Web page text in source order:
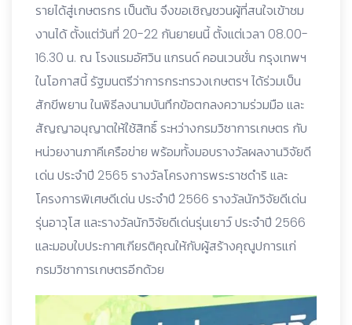
รายได้สู่เกษตรกร เป็นต้น จึงขอเชิญชวนผู้ที่สนใจเข้าชม
งานได้ ตั้งแต่วันที่ 20-22 กันยายนนี้ ตั้งแต่เวลา 08.00-
16.30 น. ณ โรงแรมอัศวิน แกรนด์ คอนเวนชั่น กรุงเทพฯ
ในโอกาสนี้ รัฐมนตรีว่าการกระทรวงเกษตรฯ ได้ร่วมเป็น
สักขีพยาน ในพิธีลงนามบันทึกข้อตกลงความร่วมมือ และ
สัญญาอนุญาตให้ใช้สิทธิ์ ระหว่างกรมวิซาการเกษตร กับ
หน่วยงานภาคีเครือข่าย พร้อมทั้งมอบรางวัลผลงานวิจัยดี
เด่น ประจำปี 2565 รางวัลโครงการพระราชดำริ และ
โครงการพิเศษดีเด่น ประจำปี 2566 รางวัลนักวิจัยดีเด่น
รุ่นอาวุโส และรางวัลนักวิจัยดีเด่นรุ่นเยาว์ ประจำปี 2566
และมอบใบประกาศเกียรติคุณให้กับผู้สร้างคุณูปการแก่
กรมวิชาการเกษตรอีกด้วย